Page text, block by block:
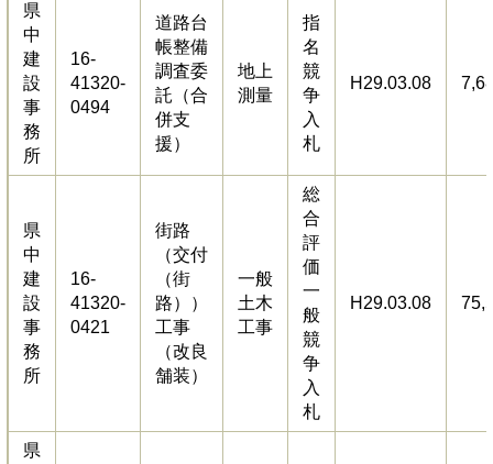
県
中
建
設
事
務
所
16-
41320-
0494
道路台
帳整備
調査委
託（合
併支
援）
地上
測量
指
名
競
争
入
札
H29.03.08
県
中
建
設
事
務
所
16-
41320-
0421
街路
（交付
（街
路））
工事
（改良
舗装）
一般
土木
工事
総
合
評
価
一
般
競
争
入
札
H29.03.08
県